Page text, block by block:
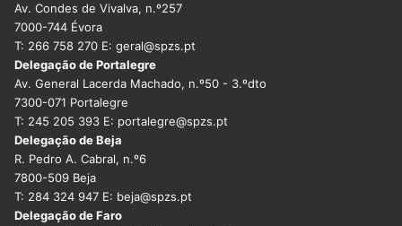
Av. Condes de Vivalva, n.º257
7000-744 Évora
T: 266 758 270 E: geral@spzs.pt
Delegação de Portalegre
Av. General Lacerda Machado, n.º50 - 3.ºdto
7300-071 Portalegre
T: 245 205 393 E: portalegre@spzs.pt
Delegação de Beja
R. Pedro A. Cabral, n.º6
7800-509 Beja
T: 284 324 947 E: beja@spzs.pt
Delegação de Faro